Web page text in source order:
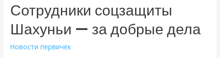
Сотрудники соцзащиты
Шахуньи — за добрые дела
Новости первичек